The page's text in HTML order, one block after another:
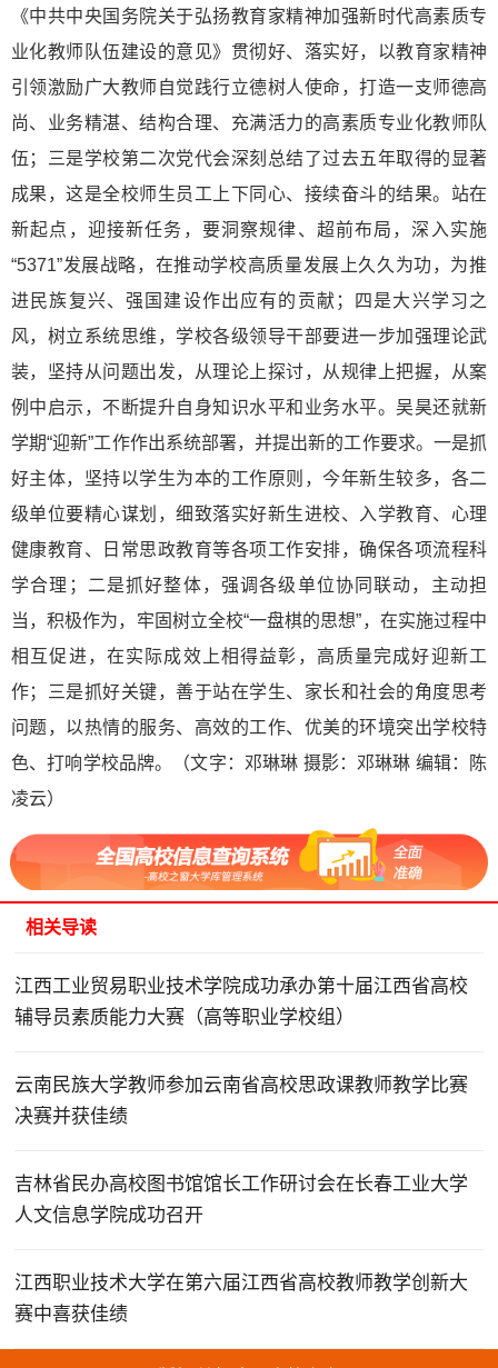
《中共中央国务院关于弘扬教育家精神加强新时代高素质专
业化教师队伍建设的意见》贯彻好、落实好，以教育家精神
引领激励广大教师自觉践行立德树人使命，打造一支师德高
尚、业务精湛、结构合理、充满活力的高素质专业化教师队
伍；三是学校第二次党代会深刻总结了过去五年取得的显著
成果，这是全校师生员工上下同心、接续奋斗的结果。站在
新起点，迎接新任务，要洞察规律、超前布局，深入实施
“5371”发展战略，在推动学校高质量发展上久久为功，为推
进民族复兴、强国建设作出应有的贡献；四是大兴学习之
风，树立系统思维，学校各级领导干部要进一步加强理论武
装，坚持从问题出发，从理论上探讨，从规律上把握，从案
例中启示，不断提升自身知识水平和业务水平。吴昊还就新
学期“迎新”工作作出系统部署，并提出新的工作要求。一是抓
好主体，坚持以学生为本的工作原则，今年新生较多，各二
级单位要精心谋划，细致落实好新生进校、入学教育、心理
健康教育、日常思政教育等各项工作安排，确保各项流程科
学合理；二是抓好整体，强调各级单位协同联动，主动担
当，积极作为，牢固树立全校“一盘棋的思想”，在实施过程中
相互促进，在实际成效上相得益彰，高质量完成好迎新工
作；三是抓好关键，善于站在学生、家长和社会的角度思考
问题，以热情的服务、高效的工作、优美的环境突出学校特
色、打响学校品牌。（文字：邓琳琳 摄影：邓琳琳 编辑：陈
凌云）
相关导读
江西工业贸易职业技术学院成功承办第十届江西省高校
辅导员素质能力大赛（高等职业学校组）
云南民族大学教师参加云南省高校思政课教师教学比赛
决赛并获佳绩
吉林省民办高校图书馆馆长工作研讨会在长春工业大学
人文信息学院成功召开
江西职业技术大学在第六届江西省高校教师教学创新大
赛中喜获佳绩